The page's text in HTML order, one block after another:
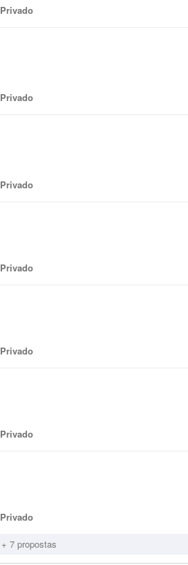
Privado
Privado
Privado
Privado
Privado
Privado
Privado
+ 7 propostas